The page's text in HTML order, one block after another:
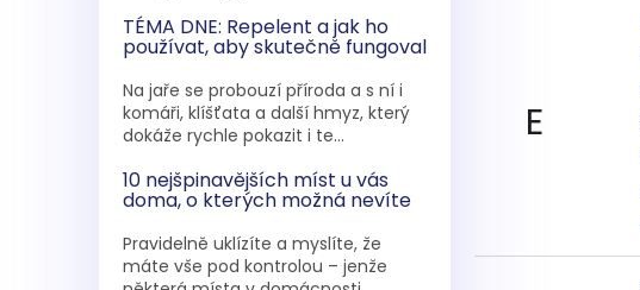
TÉMA DNE: Repelent a jak ho
používat, aby skutečně fungoval
Na jaře se probouzí příroda a s ní i
komáři, klíšťata a další hmyz, který
dokáže rychle pokazit i te...
10 nejšpinavějších míst u vás
doma, o kterých možná nevíte
Pravidelně uklízíte a myslíte, že
máte vše pod kontrolou – jenže
E